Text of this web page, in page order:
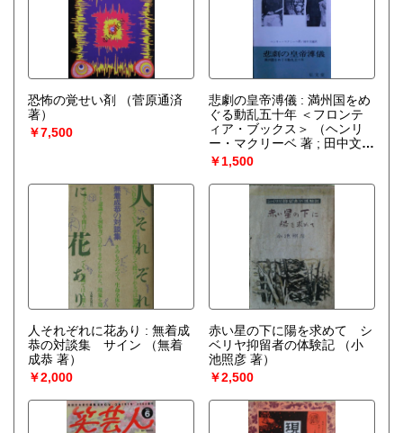
恐怖の覚せい剤
（菅原通済
著）
￥7,500
悲劇の皇帝溥儀 : 満州国をめ
ぐる動乱五十年 ＜フロンテ
ィア・ブックス＞
（ヘンリ
ー・マクリーベ 著 ; 田中文蔵
訳）
￥1,500
人それぞれに花あり : 無着成
恭の対談集 サイン
（無着
成恭 著）
￥2,000
赤い星の下に陽を求めて シ
ベリヤ抑留者の体験記
（小
池照彦 著）
￥2,500